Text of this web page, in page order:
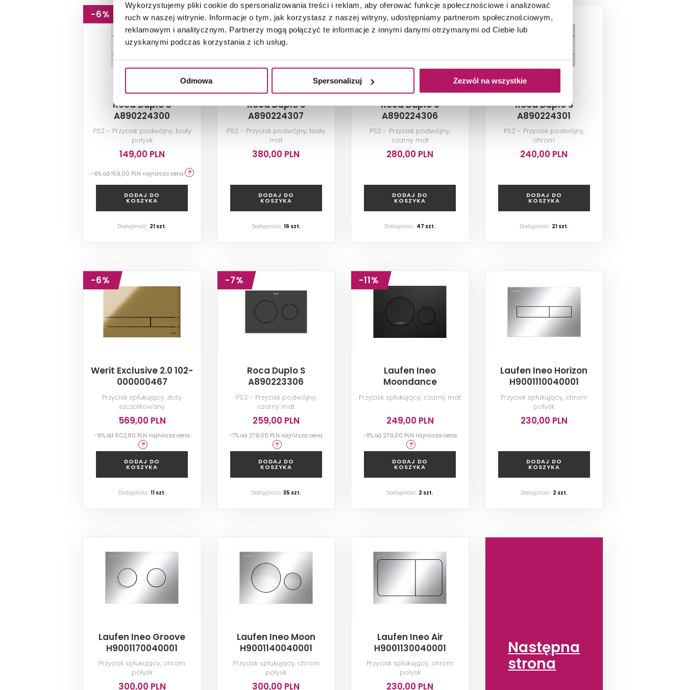
Wykorzystujemy pliki cookie do spersonalizowania treści i reklam, aby oferować funkcje społecznościowe i analizować
ruch w naszej witrynie. Informacje o tym, jak korzystasz z naszej witryny, udostępniamy partnerom społecznościowym,
reklamowym i analitycznym. Partnerzy mogą połączyć te informacje z innymi danymi otrzymanymi od Ciebie lub
uzyskanymi podczas korzystania z ich usług.
Odmowa Spersonalizuj Zezwól na wszystkie
-6%
Roca Duplo S
A890224300
PS2 - Przycisk podwójny, biały
połysk
149,00 PLN
-6% od159,00 PLN najniższa cena
DODAJ DO
KOSZYKA
Dostępność: 21 szt.
Roca Duplo S
A890224307
PS2 - Przycisk podwójny, biały
mat
380,00 PLN
DODAJ DO
KOSZYKA
Dostępność: 16 szt.
Roca Duplo S
A890224306
PS2 - Przycisk podwójny,
czarny mat
280,00 PLN
DODAJ DO
KOSZYKA
Dostępność: 47 szt.
Roca Duplo S
A890224301
PS2 - Przycisk podwójny,
chrom
240,00 PLN
DODAJ DO
KOSZYKA
Dostępność: 21 szt.
-6%
Werit Exclusive 2.0 102-
000000467
Przycisk spłukujący, złoty
szczotkowany
569,00 PLN
-6% od 602,80 PLN najniższa cena
DODAJ DO
KOSZYKA
Dostępność: 11 szt.
-7%
Roca Duplo S
A890223306
PS3 - Przycisk podwójny,
czarny mat
259,00 PLN
-7% od 279,00 PLN najniższa cena
DODAJ DO
KOSZYKA
Dostępność: 35 szt.
-11%
Laufen Ineo
Moondance
H9001167160001
Przycisk spłukujący, czarny mat
249,00 PLN
-11% od 279,00 PLN najniższa cena
DODAJ DO
KOSZYKA
Dostępność: 2 szt.
Laufen Ineo Horizon
H9001110040001
Przycisk spłukujący, chrom
połysk
230,00 PLN
DODAJ DO
KOSZYKA
Dostępność: 2 szt.
Laufen Ineo Groove
H9001170040001
Przycisk spłukujący, chrom
połysk
300,00 PLN
Laufen Ineo Moon
H9001140040001
Przycisk spłukujący, chrom
połysk
300,00 PLN
Laufen Ineo Air
H9001130040001
Przycisk spłukujący, chrom
połysk
230,00 PLN
Następna
strona